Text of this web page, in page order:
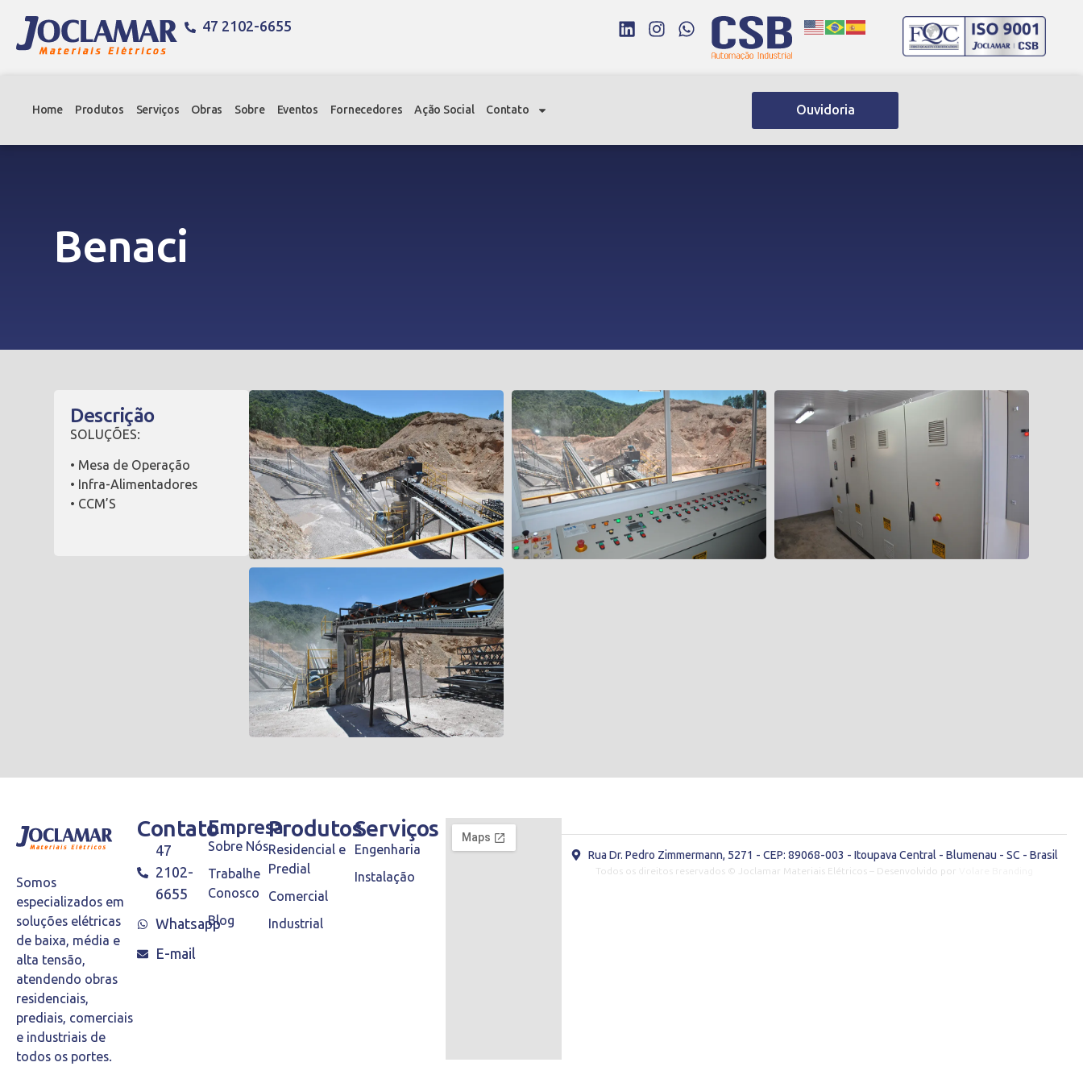
47 2102-6655
Home Produtos Serviços Obras Sobre Eventos Fornecedores Ação Social Contato Ouvidoria
Benaci
Descrição
SOLUÇÕES:
• Mesa de Operação
• Infra-Alimentadores
• CCM’S
Somos
especializados em
soluções elétricas
de baixa, média e
alta tensão,
atendendo obras
residenciais,
prediais, comerciais
e industriais de
todos os portes.
Contato
47
2102-
6655
Whatsapp
E-mail
Empresa
Sobre Nós
Trabalhe
Conosco
Blog
Produtos
Residencial e
Predial
Comercial
Industrial
Serviços
Engenharia
Instalação
Rua Dr. Pedro Zimmermann, 5271 - CEP: 89068-003 - Itoupava Central - Blumenau - SC - Brasil
Todos os direitos reservados © Joclamar Materiais Elétricos – Desenvolvido por